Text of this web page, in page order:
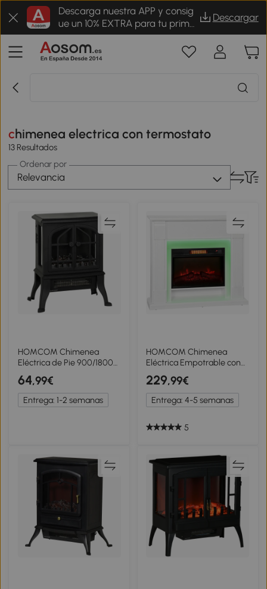
Descarga nuestra APP y consig
ue un 10% EXTRA para tu prime
r pedido
Descargar
chimenea electrica con termostato
13 Resultados
Ordenar por
Relevancia
HOMCOM Chimenea
Eléctrica de Pie 900/1800W
Efecto Llama 3D
Termostato Ajustable
Ventanas Visibles para 15-
30 ㎡ Negro
64,99€
Entrega: 1-2 semanas
HOMCOM Chimenea
Eléctrica Empotrable con
Efecto de Llama 3D Tira de
Luz LED RGB 1800W
Temporizador Termostato
Blanco
229,99€
Entrega: 4-5 semanas
5